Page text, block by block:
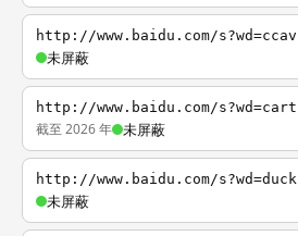
http://www.baidu.com/s?wd=ccav
未屏蔽
http://www.baidu.com/s?wd=cart
截至 2026 年 未屏蔽
http://www.baidu.com/s?wd=duck
未屏蔽